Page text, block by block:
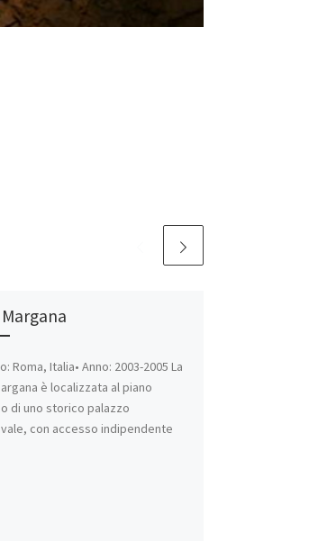
Roma, Italia• Anno: 2003-2005 La
è localizzata al piano
di uno storico palazzo
con accesso indipendente